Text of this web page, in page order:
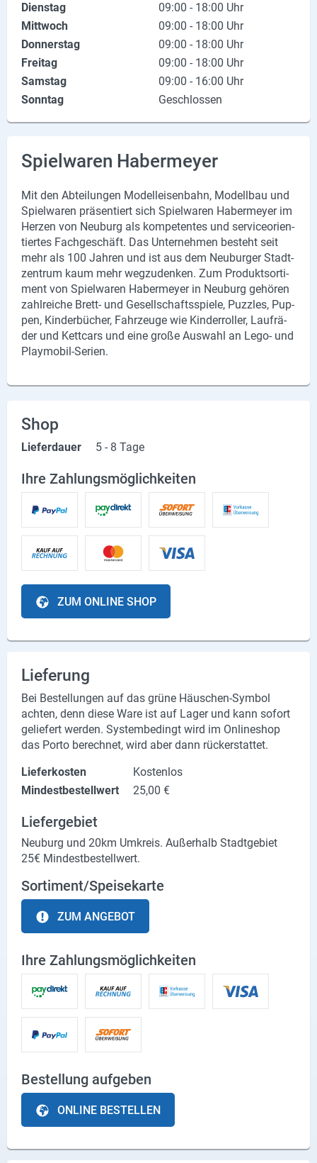
Dienstag
09:00 - 18:00 Uhr
Mittwoch
09:00 - 18:00 Uhr
Donnerstag
09:00 - 18:00 Uhr
Freitag
09:00 - 18:00 Uhr
Samstag
09:00 - 16:00 Uhr
Sonntag
Geschlossen
Spielwaren Habermeyer
Mit den Ab­tei­lun­gen Mo­dell­ei­sen­bahn, Mo­dell­bau und
Spiel­wa­ren prä­sen­tiert sich Spiel­wa­ren Ha­ber­mey­er im
Her­zen von Neu­burg als kom­pe­ten­tes und ser­vice­ori­en­
tier­tes Fach­ge­schäft. Das Un­ter­neh­men be­steht seit
mehr als 100 Jah­ren und ist aus dem Neu­bur­ger Stadt­
zen­trum kaum mehr weg­zu­den­ken. Zum Pro­duktsor­ti­
ment von Spiel­wa­ren Ha­ber­mey­er in Neu­burg ge­hö­ren
zahl­rei­che Brett-​ und Ge­sell­schafts­spie­le, Puz­zles, Pup­
pen, Kin­der­bü­cher, Fahr­zeu­ge wie Kin­der­rol­ler, Lauf­rä­
der und Kett­cars und eine große Aus­wahl an Lego- und
Playmobil-​Serien.
Shop
Lieferdauer 5 - 8 Tage
Ihre Zahlungsmöglichkeiten
ZUM ONLINE SHOP
Lieferung
Bei Bestellungen auf das grüne Häuschen-Symbol
achten, denn diese Ware ist auf Lager und kann sofort
geliefert werden. Systembedingt wird im Onlineshop
das Porto berechnet, wird aber dann rückerstattet.
Lieferkosten
Kostenlos
Mindestbestellwert
25,00 €
Liefergebiet
Neuburg und 20km Umkreis. Außerhalb Stadtgebiet
25€ Mindestbestellwert.
Sortiment/Speisekarte
ZUM ANGEBOT
Ihre Zahlungsmöglichkeiten
Bestellung aufgeben
ONLINE BESTELLEN